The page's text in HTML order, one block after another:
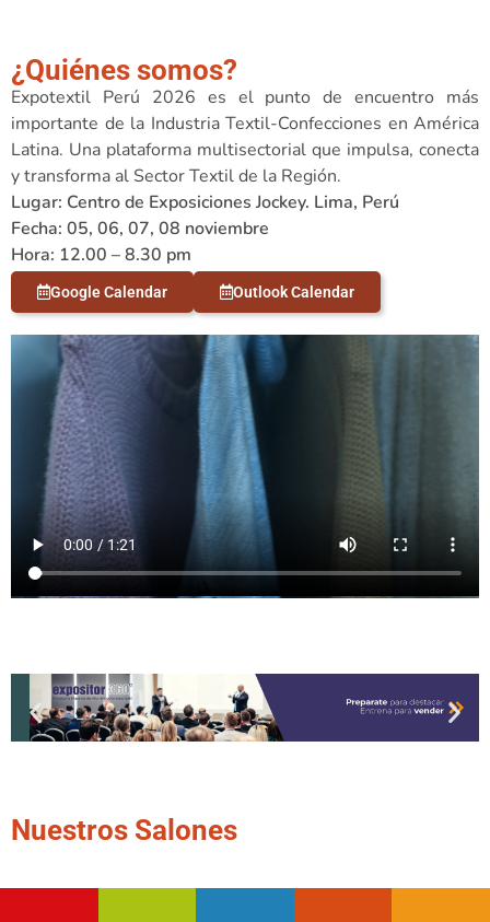
¿Quiénes somos?
Expotextil Perú 2026 es el punto de encuentro más
importante de la Industria Textil-Confecciones en América
Latina. Una plataforma multisectorial que impulsa, conecta
y transforma al Sector Textil de la Región.
Lugar: Centro de Exposiciones Jockey. Lima, Perú
Fecha: 05, 06, 07, 08 noviembre
Hora: 12.00 – 8.30 pm
Google Calendar Outlook Calendar
Nuestros Salones